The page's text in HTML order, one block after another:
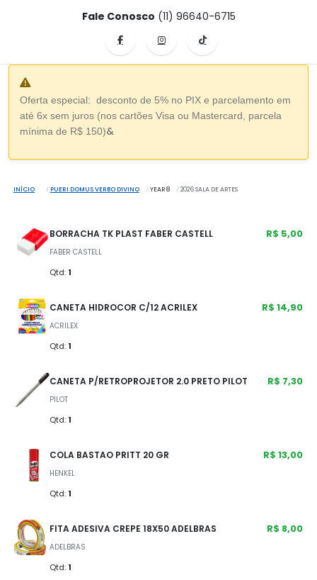
Fale Conosco (11) 96640-6715
Oferta especial: desconto de 5% no PIX e parcelamento em
até 6x sem juros (nos cartões Visa ou Mastercard, parcela
mínima de R$ 150)&
INÍCIO PUERI DOMUS VERBO DIVINO YEAR 8 2026 SALA DE ARTES
BORRACHA TK PLAST FABER CASTELL
FABER CASTELL
Qtd: 1
R$ 5,00
CANETA HIDROCOR C/12 ACRILEX
ACRILEX
Qtd: 1
R$ 14,90
CANETA P/RETROPROJETOR 2.0 PRETO PILOT
PILOT
Qtd: 1
R$ 7,30
COLA BASTAO PRITT 20 GR
HENKEL
Qtd: 1
R$ 13,00
FITA ADESIVA CREPE 18X50 ADELBRAS
ADELBRAS
Qtd: 1
R$ 8,00